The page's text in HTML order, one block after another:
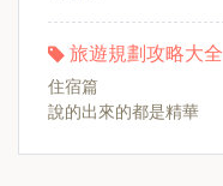
旅遊規劃攻略大全
住宿篇
說的出來的都是精華